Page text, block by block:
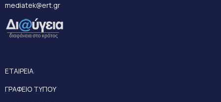
mediatek@ert.gr
ΕΤΑΙΡΕΙΑ
ΓΡΑΦΕΙΟ ΤΥΠΟΥ